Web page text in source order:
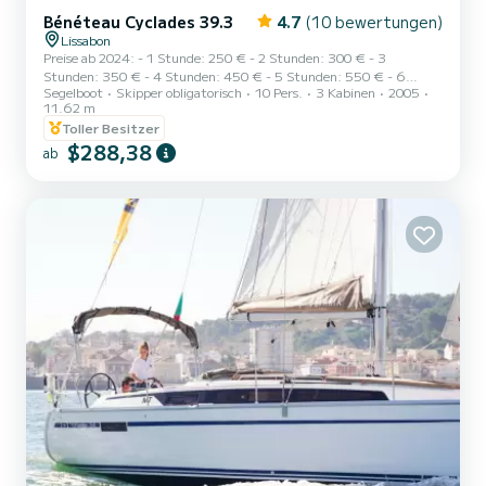
Bénéteau Cyclades 39.3 4.7 (10 bewertungen)
Lissabon
Preise ab 2024: - 1 Stunde: 250 € - 2 Stunden: 300 € - 3
Stunden: 350 € - 4 Stunden: 450 € - 5 Stunden: 550 € - 6
Stunden: 650 € - 7 Stunden: 750 € - 8 Stunden: 850 € - Für
Abfahrten zum Sonnenuntergang ab 2024 wird ein Aufpreis von
50 € erhoben. Saisonale Fahrpläne, bitte erkundigen Sie sich bei
uns nach der genauen Uhrzeit der Sonnenuntergangstour an Ihrem
Datum.
Segelboot Skipper obligatorisch 10 Pers. 3 Kabinen
2005
11.62 m
Toller Besitzer
ab $288,38